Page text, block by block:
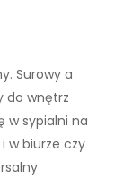
Surowy a
do wnętrz
w sypialni na
w biurze czy